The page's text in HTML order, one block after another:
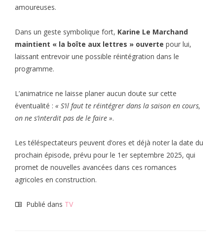
amoureuses.
Dans un geste symbolique fort, Karine Le Marchand
maintient « la boîte aux lettres » ouverte pour lui,
laissant entrevoir une possible réintégration dans le
programme.
L’animatrice ne laisse planer aucun doute sur cette
éventualité : « S’il faut te réintégrer dans la saison en cours,
on ne s’interdit pas de le faire ».
Les téléspectateurs peuvent d’ores et déjà noter la date du
prochain épisode, prévu pour le 1er septembre 2025, qui
promet de nouvelles avancées dans ces romances
agricoles en construction.
Publié dans TV